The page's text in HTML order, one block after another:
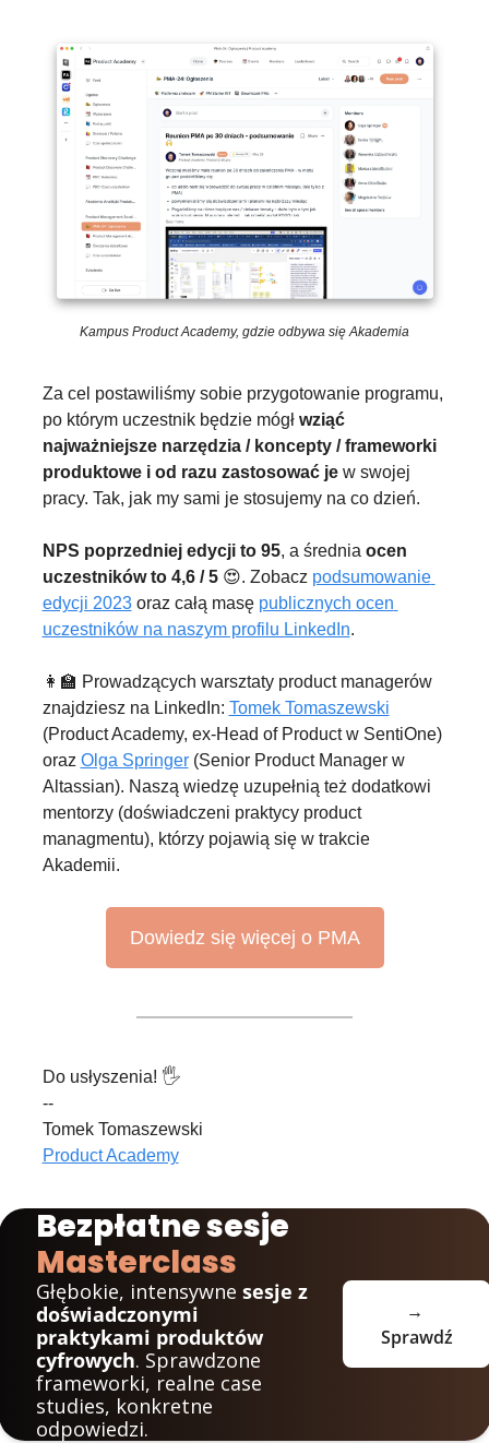
Kampus Product Academy, gdzie odbywa się Akademia
Za cel postawiliśmy sobie przygotowanie programu,
po którym uczestnik będzie mógł wziąć
najważniejsze narzędzia / koncepty / frameworki
produktowe i od razu zastosować je w swojej
pracy. Tak, jak my sami je stosujemy na co dzień.
NPS poprzedniej edycji to 95, a średnia ocen
uczestników to 4,6 / 5 😍. Zobacz podsumowanie
edycji 2023 oraz całą masę publicznych ocen
uczestników na naszym profilu LinkedIn.
👩‍🏫 Prowadzących warsztaty product managerów
znajdziesz na LinkedIn: Tomek Tomaszewski
(Product Academy, ex-Head of Product w SentiOne)
oraz Olga Springer (Senior Product Manager w
Altassian). Naszą wiedzę uzupełnią też dodatkowi
mentorzy (doświadczeni praktycy product
managmentu), którzy pojawią się w trakcie
Akademii.
Dowiedz się więcej o PMA
Do usłyszenia! 🖐️
--
Tomek Tomaszewski
Product Academy
Masterclass
Głębokie, intensywne sesje z
doświadczonymi
praktykami produktów
cyfrowych. Sprawdzone
frameworki, realne case
studies, konkretne
odpowiedzi.
→
Sprawdź